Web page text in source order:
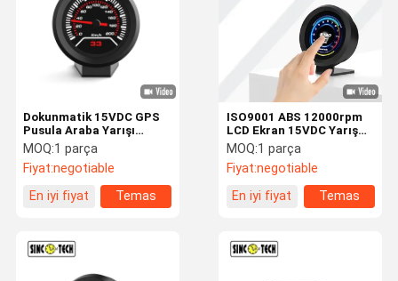
Dokunmatik 15VDC GPS
Pusula Araba Yarışı
Gösterge Tablosu
MOQ:1 parça
Fiyat:negotiable
En iyi fiyat
Temas
ISO9001 ABS 12000rpm
LCD Ekran 15VDC Yarış
Arabası Göstergeleri
MOQ:1 parça
Fiyat:negotiable
En iyi fiyat
Temas